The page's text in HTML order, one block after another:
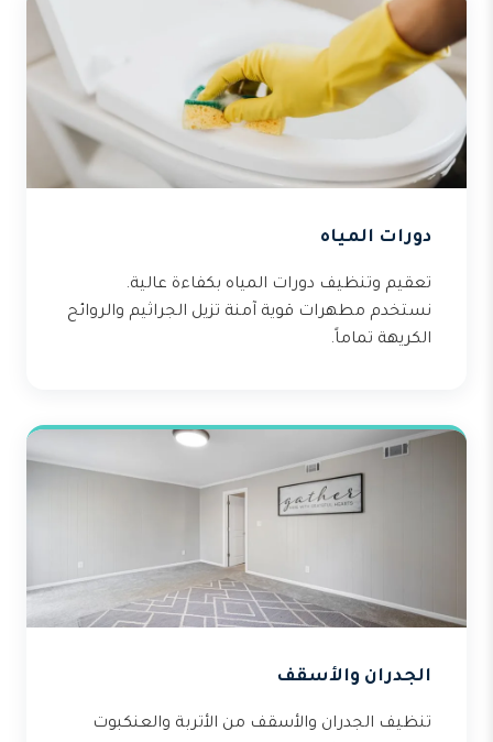
دورات المياه
تعقيم وتنظيف دورات المياه بكفاءة عالية.
نستخدم مطهرات قوية آمنة تزيل الجراثيم والروائح
الكريهة تماماً.
الجدران والأسقف
تنظيف الجدران والأسقف من الأتربة والعنكبوت